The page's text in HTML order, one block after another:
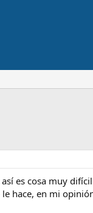
es cosa muy
hace, en mi